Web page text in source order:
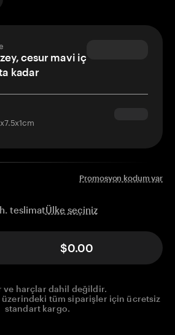
cesur mavi iç
kadar
Promosyon kodum var
teslimatÜlke seçiniz
$0.00
ve harçlar dahil değildir.
üzerindeki tüm siparişler için ücretsiz
standart kargo.